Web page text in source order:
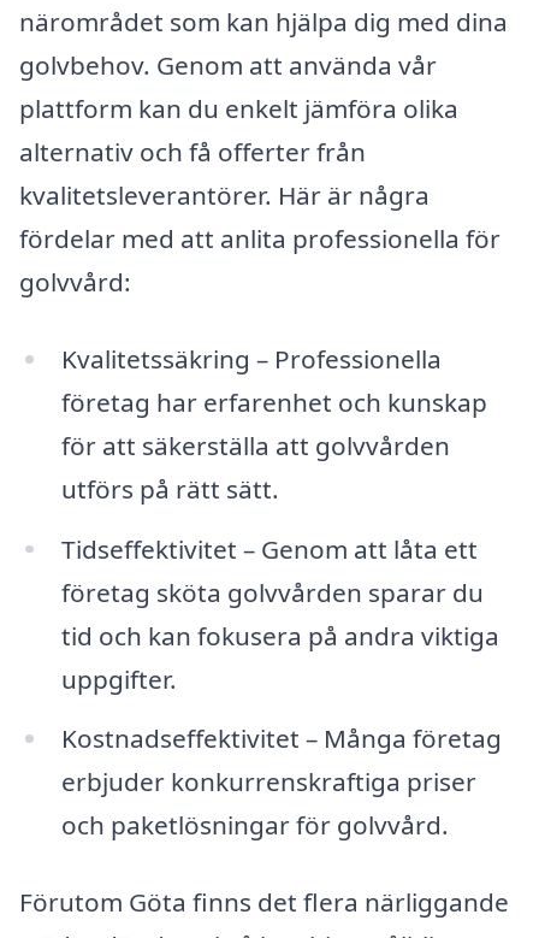
närområdet som kan hjälpa dig med dina
golvbehov. Genom att använda vår
plattform kan du enkelt jämföra olika
alternativ och få offerter från
kvalitetsleverantörer. Här är några
fördelar med att anlita professionella för
golvvård:
Kvalitetssäkring – Professionella
företag har erfarenhet och kunskap
för att säkerställa att golvvården
utförs på rätt sätt.
Tidseffektivitet – Genom att låta ett
företag sköta golvvården sparar du
tid och kan fokusera på andra viktiga
uppgifter.
Kostnadseffektivitet – Många företag
erbjuder konkurrenskraftiga priser
och paketlösningar för golvvård.
Förutom Göta finns det flera närliggande